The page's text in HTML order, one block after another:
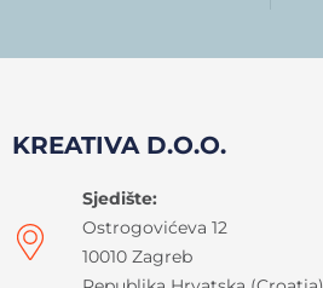
KREATIVA D.O.O.
Sjedište:
Ostrogovićeva 12
10010 Zagreb